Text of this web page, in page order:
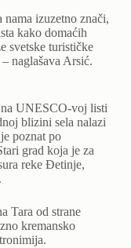
izuzetno znači,
kako domaćih
svetske turističke
naglašava Arsić.
na UNESCO-voj listi
blizini sela nalazi
poznat po
grad koja je za
reke Đetinje,
Tara od strane
kremansko